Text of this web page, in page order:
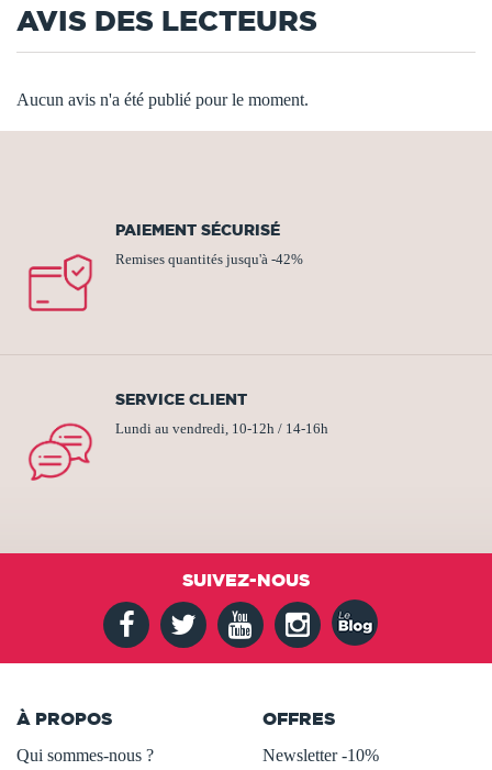
AVIS DES LECTEURS
Aucun avis n'a été publié pour le moment.
PAIEMENT SÉCURISÉ
Remises quantités jusqu'à -42%
SERVICE CLIENT
Lundi au vendredi, 10-12h / 14-16h
SUIVEZ-NOUS
À PROPOS
Qui sommes-nous ?
OFFRES
Newsletter -10%